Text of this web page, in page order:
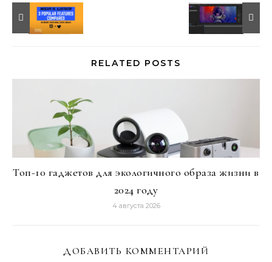
RELATED POSTS
Топ-10 гаджетов для экологичного образа жизни в
2024 году
4 августа 2026
ДОБАВИТЬ КОММЕНТАРИЙ